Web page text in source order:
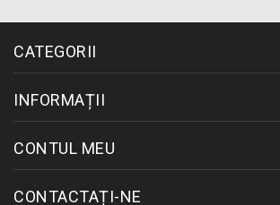
CATEGORII
INFORMAȚII
CONTUL MEU
CONTACTAȚI-NE